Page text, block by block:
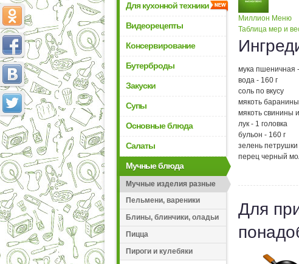
Для кухонной техники
Видеорецепты
Консервирование
Бутерброды
Закуски
Супы
Основные блюда
Салаты
Мучные блюда
Мучные изделия разные
Пельмени, вареники
Блины, блинчики, оладьи
Пицца
Пироги и кулебяки
Миллион Меню
Таблица мер и
мука пшеничная
вода - 160 г
соль по вкусу
мякоть баранины
мякоть свинины
лук - 1 головка
бульон - 160 г
зелень петрушки
перец черный
Для